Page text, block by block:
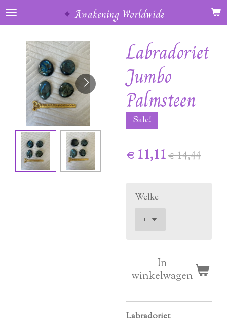
Ga
direct
hoofdinhoud
✦ Awakening Worldwide
Labradoriet
Jumbo
Palmsteen
Sale!
€ 11,11€ 14,44
Welke
In
winkelwagen
Labradoriet